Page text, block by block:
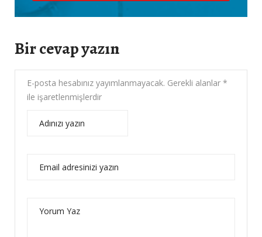
Bir cevap yazın
E-posta hesabınız yayımlanmayacak. Gerekli alanlar *
ile işaretlenmişlerdir